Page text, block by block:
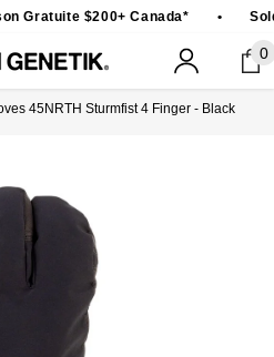
Gratuite $200+ Canada*
0
0
45NRTH Sturmfist 4 Finger - Black